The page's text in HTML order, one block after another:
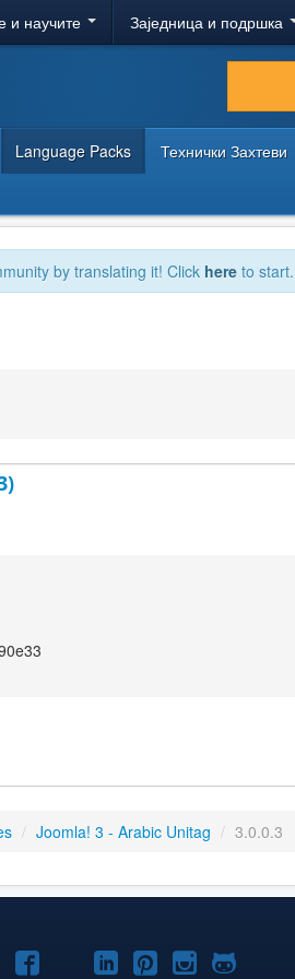
и научите Заједница и подршка
Language Packs Технички Захтеви
by translating it! Click here to start.
/ Joomla! 3 - Arabic Unitag / 3.0.0.3
Joomla!Joomla!
Joomla!Joomla!
Joomla!Joomla!